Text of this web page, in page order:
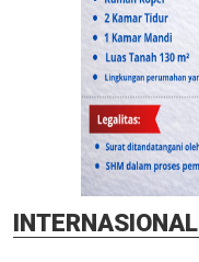
INTERNASIONAL